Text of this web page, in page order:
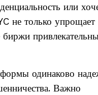
или
не только упрощает
биржи
одинаково
Важно